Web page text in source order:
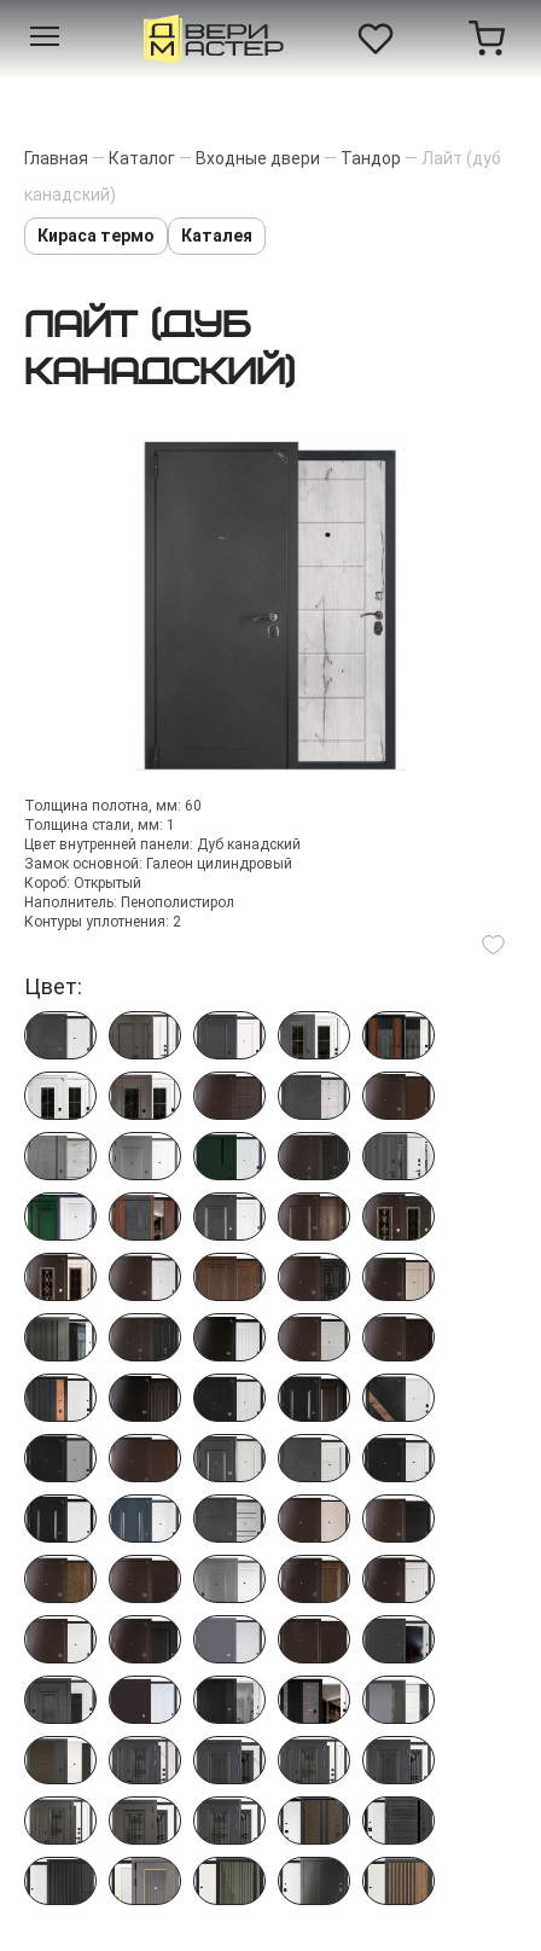
Главная — Каталог — Входные двери — Тандор — Лайт (дуб
канадский)
Кираса термо Каталея
Лайт (дуб
канадский)
Толщина полотна, мм: 60
Толщина стали, мм: 1
Цвет внутренней панели: Дуб канадский
Замок основной: Галеон цилиндровый
Короб: Открытый
Наполнитель: Пенополистирол
Контуры уплотнения: 2
Цвет: